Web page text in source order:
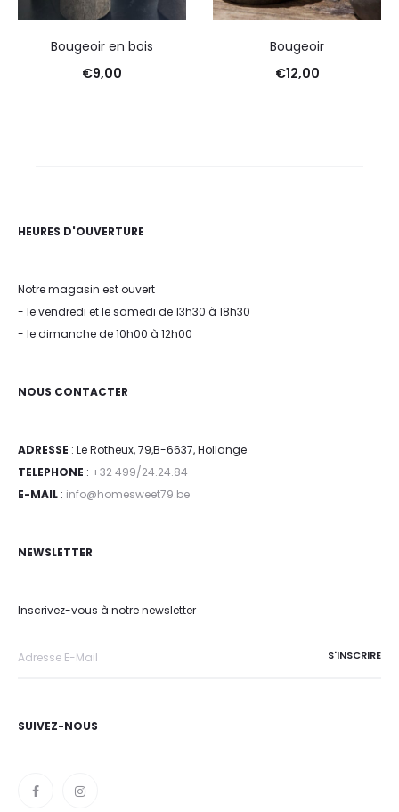
Bougeoir en bois
€9,00
Bougeoir
€12,00
HEURES D'OUVERTURE
Notre magasin est ouvert
- le vendredi et le samedi de 13h30 à 18h30
- le dimanche de 10h00 à 12h00
NOUS CONTACTER
ADRESSE : Le Rotheux, 79,B-6637, Hollange
TELEPHONE : +32 499/24.24.84
E-MAIL : info@homesweet79.be
NEWSLETTER
Inscrivez-vous à notre newsletter
SUIVEZ-NOUS